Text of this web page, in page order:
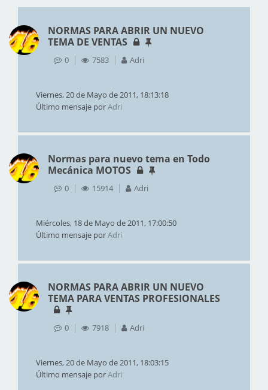
NORMAS PARA ABRIR UN NUEVO
TEMA DE VENTAS
0 7583 Adri
Viernes, 20 de Mayo de 2011, 18:13:18
Último mensaje porAdri
Normas para nuevo tema en Todo
Mecánica MOTOS
0 15914 Adri
Miércoles, 18 de Mayo de 2011, 17:00:50
Último mensaje porAdri
NORMAS PARA ABRIR UN NUEVO
TEMA PARA VENTAS PROFESIONALES
0 7918 Adri
Viernes, 20 de Mayo de 2011, 18:03:15
Último mensaje porAdri